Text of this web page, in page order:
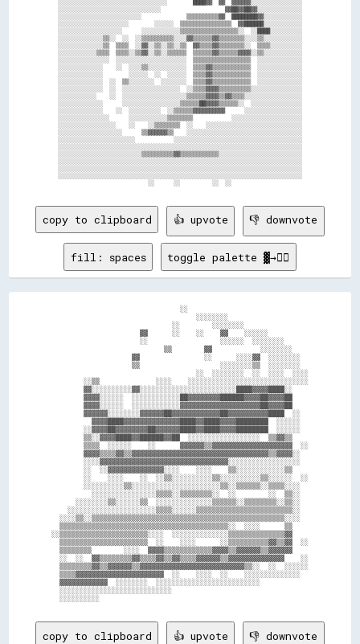
░░░░░░░░░░░░░░░░░░░░░░░░░░              ▒▒▒▒▒▒▒▒▒▒▓▓  ████████▓▓░░░░░░░░░░░░
░░░░░░░░░░░░░░░░░░░░░░        ░░░░░░  ▒▒▒▒▒▒▒▒▒▒▒▒▒▒▒▒  ▓▓██████░░░░░░░░░░░░
░░░░░░░░░░░░░░░░░░░░      ░░░░░░░░░░░░▒▒▒▒▒▒▒▒▒▒▒▒▒▒▒▒▒▒░░  ░░████░░░░░░░░░░
░░░░░░░░░░░░░░▒▒░░  ░░  ░░▒▒▒▒▒▒▒▒▒▒░░░░▓▓▒▒▒▒▒▒▓▓▒▒▒▒▒▒▒▒░░░░▒▒░░░░░░░░░░░░
░░░░░░░░░░░░░░▒▒  ▒▒▒▒  ░░▓▓░░▒▒░░▒▒░░▒▒  ▓▓▒▒▒▒▓▓▒▒▒▒▒▒▒▒░░  ▒▒▒▒░░░░░░░░░░
░░░░░░░░░░░░▒▒▒▒  ▒▒▒▒░░▒▒▓▓░░▒▒░░▒▒▒▒▒▒  ▒▒▒▒▒▒▓▓▒▒▒▒▒▒▓▓▓▓░░▒▒░░░░░░░░░░░░
░░░░░░░░░░░░░░░░  ░░░░░░░░░░░░░░░░░░░░░░  ▒▒▒▒▒▒▒▒▒▒▒▒▒▒▒▒▒▒  ░░░░░░░░░░░░░░
░░░░░░░░░░░░░░    ░░  ░░░░▒▒░░░░░░░░░░░░  ▒▒▒▒▓▓▒▒▒▒▒▒▒▒▒▒▒▒  ░░░░░░░░░░░░░░
░░░░░░░░░░░░░░        ░░░░░░  ░░  ░░░░░░  ▒▒▒▒▓▓▒▒▒▒▒▒▒▒▒▒▒▒  ░░░░░░░░░░░░░░
░░░░░░░░░░░░░░  ░░  ▒▒░░░░░░░░  ░░░░░░░░  ▒▒▒▒▓▓▒▒▒▒▒▒▒▒▒▒▒▒  ░░░░░░░░░░░░░░
░░░░░░░░░░░░░░  ░░  ░░░░░░░░░░░░░░░░░░  ░░▒▒▒▒▓▓▓▓▒▒▒▒▒▒▒▒▒▒░░░░░░░░░░░░░░░░
░░░░░░░░░░░░    ░░  ░░░░░░░░░░░░░░░░░░░░▒▒▒▒▒▒▓▓▓▓▒▒▓▓▒▒▒▒░░░░░░░░░░░░░░░░░░
░░░░░░░░░░░░░░      ░░░░░░░░░░░░░░░░░░▒▒▒▒▒▒██▓▓▓▓▒▒▒▒▒▒░░  ░░░░░░░░░░░░░░░░
░░░░░░░░░░░░░░    ░░  ░░░░░░░░░░  ░░▒▒▒▒▒▒▓▓▓▓▓▓▓▓▓▓      ░░░░░░░░░░░░░░░░░░
░░░░░░░░░░░░░░░░      ░░░░░░░░░░░░▒▒▒▒▒▒▒▒            ░░░░░░░░░░░░░░░░░░░░░░
░░░░░░░░░░░░░░░░░░    ░░    ░░▒▒▒▒▒▒▒▒  ░░    ░░░░░░░░░░░░░░░░░░░░░░░░░░░░░░
░░░░░░░░░░░░░░░░░░░░      ▒▒▓▓▓▓▓▓▒▒    ░░░░░░░░░░░░░░░░░░░░░░░░░░░░░░░░░░░░
░░░░░░░░░░░░░░░░░░░░░░░░░░▒▒▒▒▒▒▒▒▒▒▓▓▒▒▒▒▒▒▒▒▒▒▒▒░░░░░░░░░░░░░░░░░░░░░░░░░░
copy to clipboard 👍 upvote 👎 downvote
fill: spaces toggle palette ▓→✊🏽
                                ░░
                                    ░░░░░░░░
                              ░░        ░░░░░░░░
                      ▓▓      ░░    ░░    ▓▓    ░░░░░░
                      ░░                  ░░░░░░  ░░░░░░░░
                            ▒▒        ▓▓            ░░░░░░░░
                    ▓▓                ░░      ░░░░▓▓  ░░░░░░░░
                    ▒▒                    ░░░░░░░░▒▒  ░░░░░░░░
                                    ░░  ░░░░░░░░  ░░  ░░░░  ░░░░
        ░░▒▒              ░░░░    ░░░░░░░░░░░░░░░░░░░░░░░░░░░░░░
        ▓▓░░░░░░░░░░▓▓░░░░░░░░░░░░░░░░░░░░░░░░████▓▓▓▓████░░
        ▓▓▓▓░░░░░░  ░░░░░░░░░░░░██▓▓▓▓▓▓▓▓██████▓▓▓▓██▓▓▓▓██
        ▓▓▓▓░░░░░░  ░░░░░░░░░░░░▓▓▓▓▓▓▓▓▓▓▓▓▓▓▓▓▓▓▓▓██▓▓▓▓██
        ▓▓▓▓▓▓░░░░░░░░▓▓▓▓▓▓██▓▓▓▓▓▓▓▓▓▓▓▓██▓▓▓▓▓▓▓▓▓▓████  ░░
          ▓▓▓▓████▓▓▓▓▓▓▓▓▓▓▓▓▓▓████▓▓████▓▓▓▓████████  ░░░░░░
        ░░▓▓▓▓██▓▓▓▓▓▓▓▓██▓▓▓▓▓▓████▓▓████▓▓▓▓████████  ░░░░░░
        ▒▒░░▓▓▓▓████▓▓██████▓▓██  ░░░░░░░░░░░░░░░░░░  ▒▒▓▓▒▒
        ▒▒▒▒  ░░░░░░    ░░      ▓▓▓▓▓▓▒▒▓▓▓▓▓▓▓▓▓▓▓▓▓▓▓▓▓▓▓▓  ░░
        ▓▓▓▓▒▒▒▒▓▓▒▒▓▓▓▓▓▓▓▓▓▓▓▓▓▓▓▓▓▓▓▓▓▓▓▓▓▓▓▓▓▓▓▓▓▓▒▒▓▓▓▓░░
        ░░░░▓▓▓▓▓▓▓▓▓▓▓▓▓▓▓▓▓▓▓▓▓▓▓▓▓▓▓▓▓▓▓▓░░░░░░░░░░░░░░░░░░
        ░░  ░░▓▓▓▓▓▓▓▓▓▓▓▓▓▓░░░░    ░░░░    ▒▒░░░░░░░░░░░░▒▒
        ░░    ░░░░    ░░  ░░▒▒░░░░░░░░░░▒▒░░░░░░░░░░▒▒░░░░░░  ░░
        ░░░░░░░░░░▒▒░░░░░░░░░░░░░░░░░░░░░░▒▒░░▒▒▒▒▒▒░░▒▒▒▒░░░░
          ░░░░░░░░░░░░░░░░▒▒▒▒░░▒▒▒▒▒▒▒▒░░  ░░        ░░  ▒▒░░
      ░░░░░░░░▒▒░░░░░░▒▒  ░░░░░░░░░░░░░░▒▒▒▒▒▒░░▒▒▒▒▒▒▒▒░░▒▒░░
    ░░░░░░░░░░░░░░░░░░░░░░▒▒▒▒░░░░░░▒▒▒▒▒▒▒▒▒▒▒▒▒▒▒▒▒▒▒▒▒▒▒▒░░
  ░░░░▒▒░░▒▒▒▒▒▒▒▒▒▒▒▒▒▒▒▒▒▒▒▒▒▒▒▒▒▒▒▒▒▒▒▒▒▒▒▒▒▒▒▒▒▒▒▒▒▒▒▒░░░░
  ▒▒▒▒▒▒▒▒▒▒▒▒▒▒▒▒▒▒▒▒▒▒▒▒▒▒▒▒▒▒▒▒▒▒▒▒▒▒▒▒▒▒░░  ░░░░      ▒▒
░░▒▒▒▒▒▒▒▒▒▒▒▒▒▒▒▒▒▒▒▒▒▒░░░░  ░░░░░░░░░░░░░░▒▒▒▒▒▒▒▒▒▒▒▒▒▒▓▓
  ▒▒▒▒▒▒▒▒▒▒▒▒▒▒▒▒▒▒▒▒▒▒  ░░    ░░░░      ░░▒▒▒▒▒▒▒▒▒▒▓▓▒▒▓▓  ░░
  ▒▒▒▒▒▒▒▒        ░░░░  ▓▓▓▓▒▒▒▒▒▒▒▒▒▒▒▒▓▓▓▓▒▒▓▓▓▓▓▓▒▒▓▓▓▓▓▓
  ░░  ░░  ▓▓▒▒▒▒▒▒▒▒▓▓▒▒▒▒▓▓▒▒▓▓▒▒▒▒▓▓▓▓▓▓▒▒▓▓▓▓▓▓▓▓▓▓▓▓▓▓    ░░
  ▒▒▒▒▒▒▒▒▓▓▒▒▓▓▓▓▓▓▒▒▓▓▓▓▓▓▓▓▓▓▓▓▓▓▓▓▓▓▓▓▓▓▓▓▓▓▒▒░░  ░░  ░░░░░░
  ▒▒▒▒▓▓▓▓▓▓▓▓▓▓▓▓▓▓▓▓▓▓▓▓▓▓  ░░    ░░░░  ░░    ░░░░░░░░░░░░░░
  ▓▓▓▓▓▓▓▓▓▓▓▓  ░░░░░░░░  ░░░░░░░░░░░░░░░░░░░░░░░░░░
  ░░░░░░░░░░░░░░░░░░░░░░░░░░░░
copy to clipboard 👍 upvote 👎 downvote